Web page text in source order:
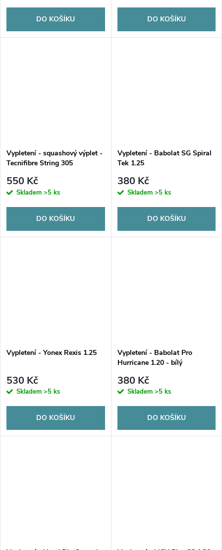
DO KOŠÍKU DO KOŠÍKU
Vypletení - squashový výplet -
Tecnifibre String 305
550 Kč
Skladem >5 ks
DO KOŠÍKU
Vypletení - Babolat SG Spiral
Tek 1.25
380 Kč
Skladem >5 ks
DO KOŠÍKU
Vypletení - Yonex Rexis 1.25
530 Kč
Skladem >5 ks
DO KOŠÍKU
Vypletení - Babolat Pro
Hurricane 1.20 - bílý
380 Kč
Skladem >5 ks
DO KOŠÍKU